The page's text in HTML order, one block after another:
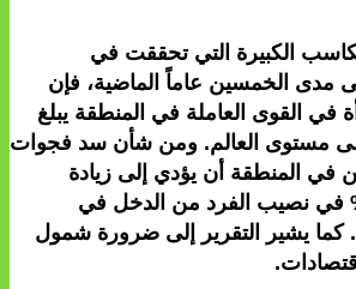
الكبيرة التي تحققت في
مدى الخمسين عاماً الماضية، فإن
في القوى العاملة في المنطقة يبلغ
على مستوى العالم. ومن شأن سد فجوات
في المنطقة أن يؤدي إلى زيادة
بنسبة 50% في نصيب الفرد من الدخل في
كما يشير التقرير إلى ضرورة شمول